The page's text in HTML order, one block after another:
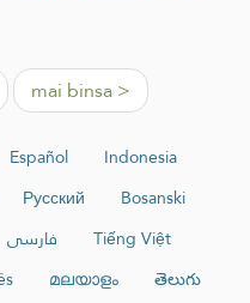
mai binsa >
Español
Indonesia
Русский
Bosanski
فارسی
Tiếng Việt
മലയാളം
తెలుగు